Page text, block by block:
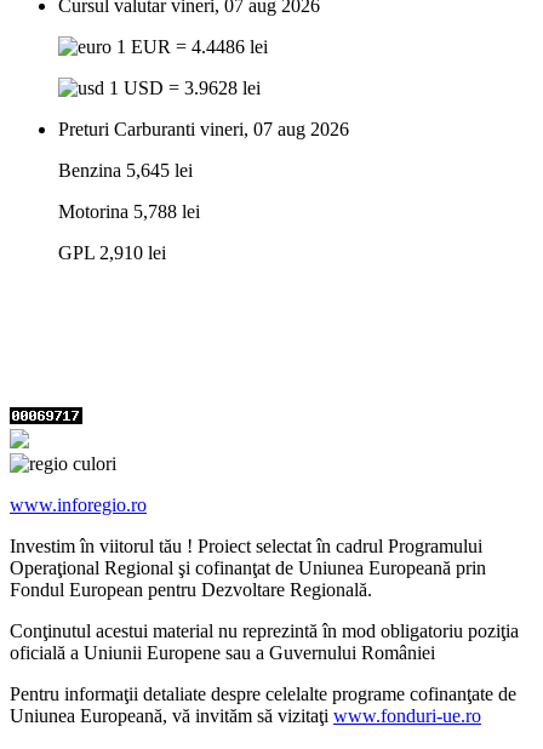
Cursul valutar vineri, 07 aug 2026
1 EUR = 4.4486 lei
1 USD = 3.9628 lei
Preturi Carburanti vineri, 07 aug 2026
Benzina 5,645 lei
Motorina 5,788 lei
GPL 2,910 lei
www.inforegio.ro
Investim în viitorul tău ! Proiect selectat în cadrul Programului
Operaţional Regional şi cofinanţat de Uniunea Europeană prin
Fondul European pentru Dezvoltare Regională.
Conţinutul acestui material nu reprezintă în mod obligatoriu poziţia
oficială a Uniunii Europene sau a Guvernului României
Pentru informaţii detaliate despre celelalte programe cofinanţate de
Uniunea Europeană, vă invităm să vizitaţi www.fonduri-ue.ro